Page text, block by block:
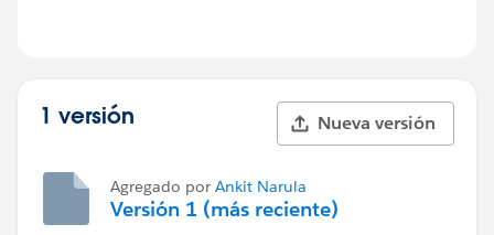
1 versión Nueva versión
Agregado por Ankit Narula
Versión 1 (más reciente)